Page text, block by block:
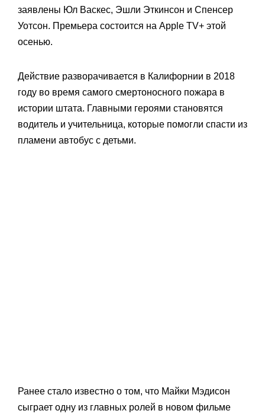
заявлены Юл Васкес, Эшли Эткинсон и Спенсер
Уотсон. Премьера состоится на Apple TV+ этой
осенью.
Действие разворачивается в Калифорнии в 2018
году во время самого смертоносного пожара в
истории штата. Главными героями становятся
водитель и учительница, которые помогли спасти из
пламени автобус с детьми.
Ранее стало известно о том, что Майки Мэдисон
сыграет одну из главных ролей в новом фильме